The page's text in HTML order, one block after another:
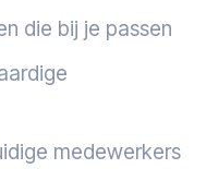
die bij je passen
medewerkers